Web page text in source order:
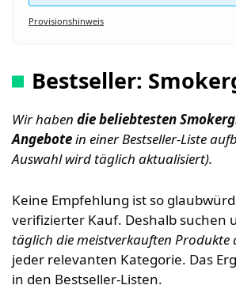
Provisionshinweis
Bestseller:
Wir haben die beliebtesten
Angebotein einer Bestseller-Liste
Auswahl wird täglich aktualisiert).
Keine Empfehlung ist so
verifizierter Kauf. Deshalb suchen
täglich die meistverkauften Produkte
jeder relevanten Kategorie. Das
in den Bestseller-Listen.